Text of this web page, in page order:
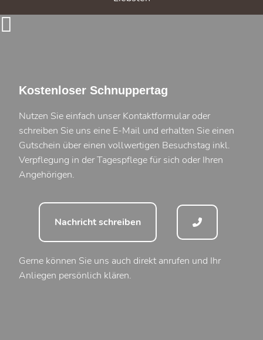
Kostenloser Schnuppertag
Nutzen Sie einfach unser Kontaktformular oder
schreiben Sie uns eine E-Mail und erhalten Sie einen
Gutschein über einen vollwertigen Besuchstag inkl.
Verpflegung in der Tagespflege für sich oder Ihren
Angehörigen.
Nachricht schreiben
Gerne können Sie uns auch direkt anrufen und Ihr
Anliegen persönlich klären.